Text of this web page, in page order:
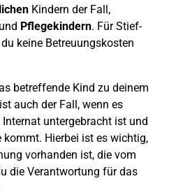
Kindern der Fall,
Pflegekindern. Für Stief-
keine Betreuungskosten
betreffende Kind zu deinem
auch der Fall, wenn es
untergebracht ist und
Hierbei ist es wichtig,
vorhanden ist, die vom
die Verantwortung für das